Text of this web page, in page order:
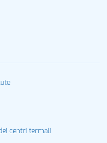
centri termali